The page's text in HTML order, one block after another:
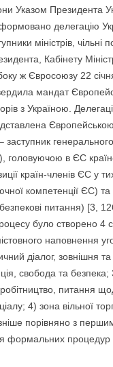
Указом Президента
делегацію
міністрів, чільні
Кабінету
ж Євросоюзу 22
мандат
з Україною.
заступник
головуючою в ЄС
країн-членів ЄС у
компетенції ЄС) та
питання) [3,
було створено 4
наповнення
діалог, зовнішня
свобода та
питання
4) зона вільної
порівняно з
формальних процедур